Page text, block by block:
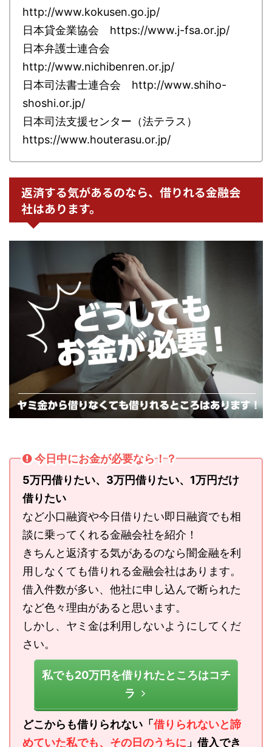
http://www.kokusen.go.jp/
日本貸金業協会 https://www.j-fsa.or.jp/
日本弁護士連合会
http://www.nichibenren.or.jp/
日本司法書士連合会 http://www.shiho-
shoshi.or.jp/
日本司法支援センター（法テラス）
https://www.houterasu.or.jp/
返済する気があるのなら、借りれる金融会
社はあります。
今日中にお金が必要なら！？
5万円借りたい、3万円借りたい、1万円だけ
借りたい
など小口融資や今日借りたい即日融資でも相
談に乗ってくれる金融会社を紹介！
きちんと返済する気があるのなら闇金融を利
用しなくても借りれる金融会社はあります。
借入件数が多い、他社に申し込んで断られた
など色々理由があると思います。
しかし、ヤミ金は利用しないようにしてくだ
さい。
私でも20万円を借りれたところはコチ
ラ
どこからも借りられない「 借りられないと諦
めていた私でも、その日のうちに 」借入でき